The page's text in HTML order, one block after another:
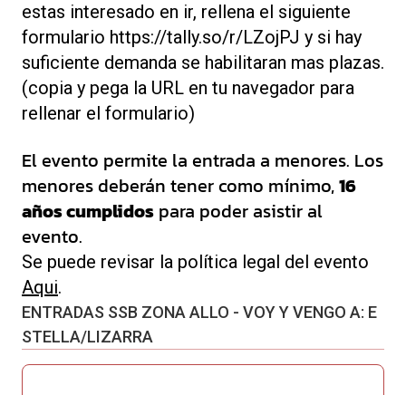
estas interesado en ir, rellena el siguiente
formulario https://tally.so/r/LZojPJ y si hay
suficiente demanda se habilitaran mas plazas.
(copia y pega la URL en tu navegador para
rellenar el formulario)
El evento permite la entrada a menores. Los
menores deberán tener como mínimo,16
años cumplidos para poder asistir al
evento.
Se puede revisar la política legal del evento
Aqui.
ENTRADAS SSB ZONA ALLO - VOY Y VENGO A: E
STELLA/LIZARRA